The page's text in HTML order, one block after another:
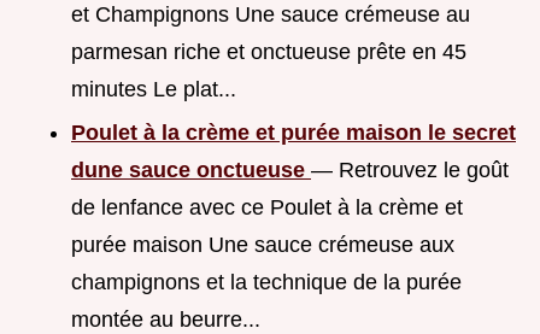
et Champignons Une sauce crémeuse au
parmesan riche et onctueuse prête en 45
minutes Le plat...
Poulet à la crème et purée maison le secret
dune sauce onctueuse — Retrouvez le goût
de lenfance avec ce Poulet à la crème et
purée maison Une sauce crémeuse aux
champignons et la technique de la purée
montée au beurre...